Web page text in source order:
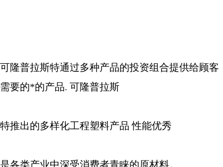
可隆普拉斯特通过多种产品的投资组合提供给顾客
需要的*的产品. 可隆普拉斯
特推出的多样化工程塑料产品 性能优秀
是各类产业中深受消费者青睐的原材料。